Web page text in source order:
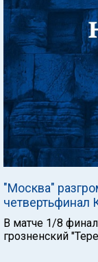
"Москва"
четвертьфинал
В матче 1/8
грозненский